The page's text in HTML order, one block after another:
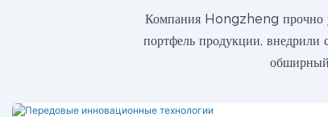
Компания Hongzheng прочно
портфель продукции, внедрили
обширный